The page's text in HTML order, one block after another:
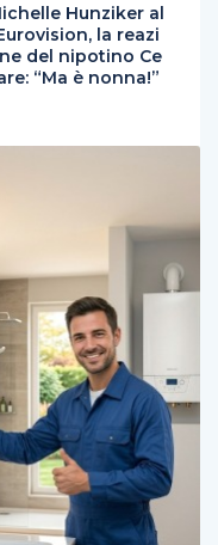
Hunziker al
la reazi
del nipotino Ce
“Ma è nonna!”